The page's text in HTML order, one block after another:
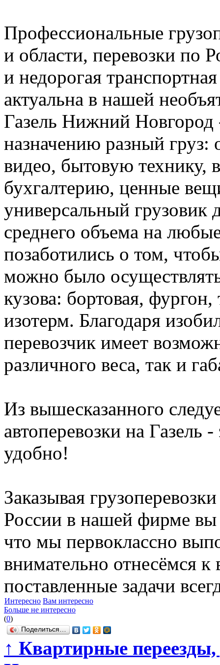
Профессиональные
и области, перевозки по
и недорогая
актуальна в нашей
Газель Нижний Новгород
назначению разный груз:
видео, бытовую технику,
бухгалтерию, ценные
универсальный грузовик
среднего объема на
позаботились о том,
можно было
кузова: бортовая,
изотерм. Благодаря
перевозчик имеет
различного веса, так и
Из вышесказанного
автоперевозки на Газель
удобно!
Заказывая
России в нашей фирме
что мы первоклассно
внимательно отнесёмся
поставленные задачи
Интересно Вам интересно
Больше не интересно
(0)
Поделиться…
↑ Квартирные